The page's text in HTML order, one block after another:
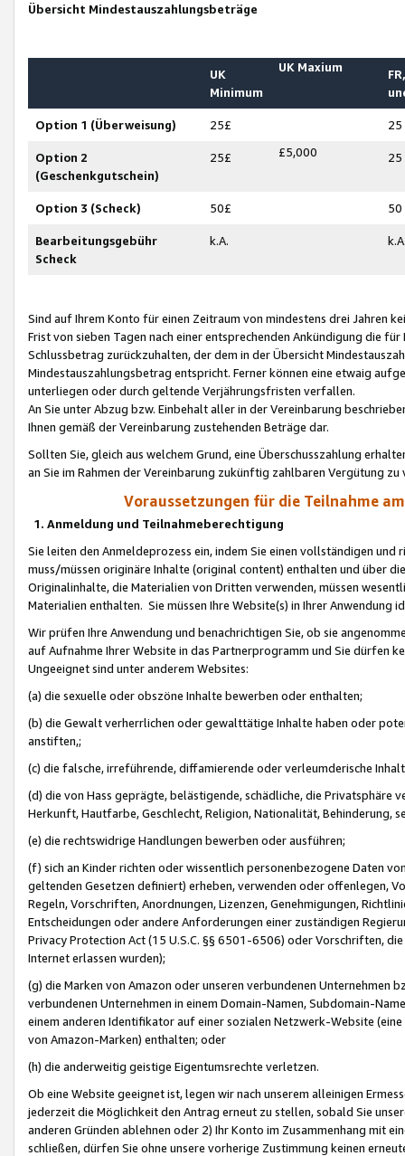
Übersicht Mindestauszahlungsbeträge
UK
Minimum
UK Maxium
Option 1 (Überweisung) 25£ 25
Option 2
(Geschenkgutschein)
25£ £5,000 25
Option 3 (Scheck) 50£ 50
Bearbeitungsgebühr
Scheck
k.A.
Sind auf Ihrem Konto für einen Zeitraum von mindestens drei Jahren
Frist von sieben Tagen nach einer entsprechenden Ankündigung die
Schlussbetrag zurückzuhalten, der dem in der Übersicht
Mindestauszahlungsbetrag entspricht. Ferner können eine etwaig
unterliegen oder durch geltende Verjährungsfristen verfallen.
An Sie unter Abzug bzw. Einbehalt aller in der Vereinbarung
Ihnen gemäß der Vereinbarung zustehenden Beträge dar.
Sollten Sie, gleich aus welchem Grund, eine Überschusszahlung
an Sie im Rahmen der Vereinbarung zukünftig zahlbaren Vergütung zu
Voraussetzungen für die Teilnahme
1. Anmeldung und Teilnahmeberechtigung
Sie leiten den Anmeldeprozess ein, indem Sie einen vollständigen
muss/müssen originäre Inhalte (original content) enthalten und über
Originalinhalte, die Materialien von Dritten verwenden, müssen
Materialien enthalten. Sie müssen Ihre Website(s) in Ihrer Anwendung
Wir prüfen Ihre Anwendung und benachrichtigen Sie, ob sie
auf Aufnahme Ihrer Website in das Partnerprogramm und Sie dürfen
Ungeeignet sind unter anderem Websites:
(a) die sexuelle oder obszöne Inhalte bewerben oder enthalten;
(b) die Gewalt verherrlichen oder gewalttätige Inhalte haben oder
anstiften,;
(c) die falsche, irreführende, diffamierende oder verleumderische
(d) die von Hass geprägte, belästigende, schädliche, die Privatsphäre
Herkunft, Hautfarbe, Geschlecht, Religion, Nationalität, Behinderung,
(e) die rechtswidrige Handlungen bewerben oder ausführen;
(f) sich an Kinder richten oder wissentlich personenbezogene Daten
geltenden Gesetzen definiert) erheben, verwenden oder offenlegen,
Regeln, Vorschriften, Anordnungen, Lizenzen, Genehmigungen,
Entscheidungen oder andere Anforderungen einer zuständigen
Privacy Protection Act (15 U.S.C. §§ 6501-6506) oder Vorschriften,
Internet erlassen wurden);
(g) die Marken von Amazon oder unseren verbundenen Unternehmen
verbundenen Unternehmen in einem Domain-Namen, Subdomain-
einem anderen Identifikator auf einer sozialen Netzwerk-Website
von Amazon-Marken) enthalten; oder
(h) die anderweitig geistige Eigentumsrechte verletzen.
Ob eine Website geeignet ist, legen wir nach unserem alleinigen
jederzeit die Möglichkeit den Antrag erneut zu stellen, sobald Sie
anderen Gründen ablehnen oder 2) Ihr Konto im Zusammenhang mit
schließen, dürfen Sie ohne unsere vorherige Zustimmung keinen